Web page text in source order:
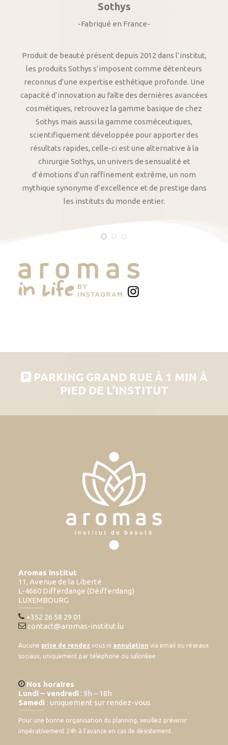
Sothys
-Fabriqué en France-
Produit de beauté présent depuis 2012 dans l’institut,
les produits Sothys s’imposent comme détenteurs
reconnus d’une expertise esthétique profonde. Une
capacité d’innovation au faîte des dernières avancées
cosmétiques, retrouvez la gamme basique de chez
Sothys mais aussi la gamme cosméceutiques,
scientifiquement développée pour apporter des
résultats rapides, celle-ci est une alternative à la
chirurgie Sothys, un univers de sensualité et
d’émotions d’un raffinement extrême, un nom
mythique synonyme d’excellence et de prestige dans
les instituts du monde entier.
PARKING GRAND RUE À 1 MIN À
PIED DE L’INSTITUT
Aromas Institut
11, Avenue de la Liberté
L-4660 Differdange (Déifferdang)
LUXEMBOURG
+352 26 58 29 01
contact@aromas-institut.lu
Aucune prise de rendez vous ni annulation via email ou réseaux
sociaux, uniquement par téléphone ou salonkee
Nos horaires
Lundi – vendredi : 9h – 18h
Samedi : uniquement sur rendez-vous
Pour une bonne organisation du planning, veuillez prévenir
impérativement 24h à l’avance en cas de désistement.